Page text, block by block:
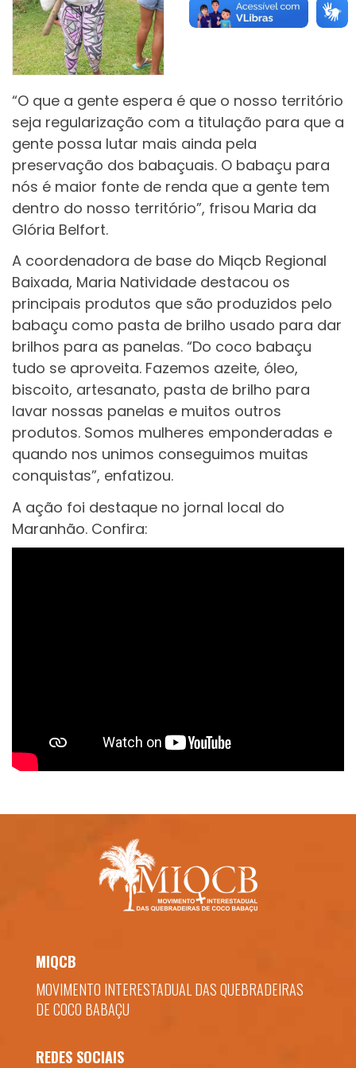
“O que a gente espera é que o nosso território
seja regularização com a titulação para que a
gente possa lutar mais ainda pela
preservação dos babaçuais. O babaçu para
nós é maior fonte de renda que a gente tem
dentro do nosso território”, frisou Maria da
Glória Belfort.
A coordenadora de base do Miqcb Regional
Baixada, Maria Natividade destacou os
principais produtos que são produzidos pelo
babaçu como pasta de brilho usado para dar
brilhos para as panelas. “Do coco babaçu
tudo se aproveita. Fazemos azeite, óleo,
biscoito, artesanato, pasta de brilho para
lavar nossas panelas e muitos outros
produtos. Somos mulheres emponderadas e
quando nos unimos conseguimos muitas
conquistas”, enfatizou.
A ação foi destaque no jornal local do
Maranhão. Confira:
MIQCB
MOVIMENTO INTERESTADUAL DAS QUEBRADEIRAS
DE COCO BABAÇU
REDES SOCIAIS